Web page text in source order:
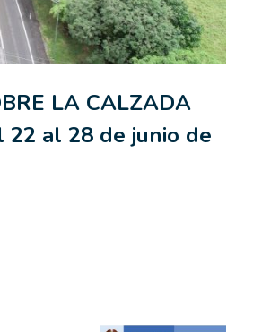
LA CALZADA
22 al 28 de junio de